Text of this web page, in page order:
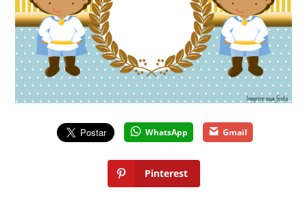
WhatsApp Gmail
Pinterest